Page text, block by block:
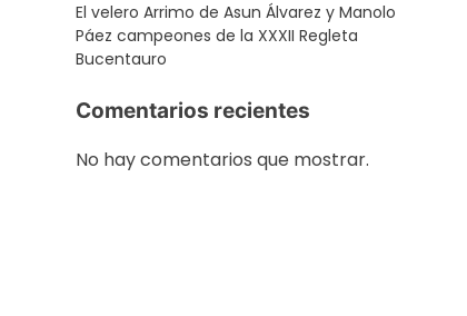
El velero Arrimo de Asun Álvarez y Manolo
Páez campeones de la XXXII Regleta
Bucentauro
Comentarios recientes
No hay comentarios que mostrar.